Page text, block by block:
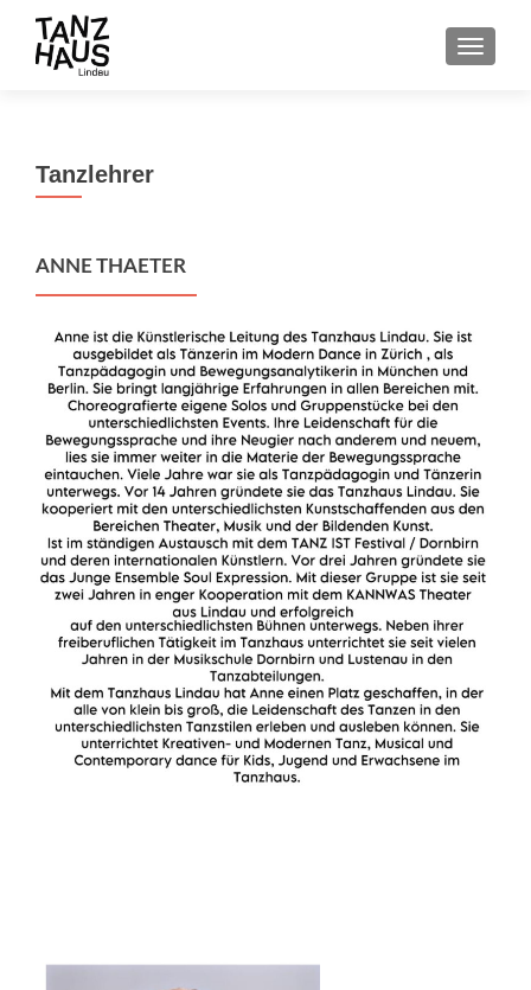
Tanzlehrer
ANNE THAETER